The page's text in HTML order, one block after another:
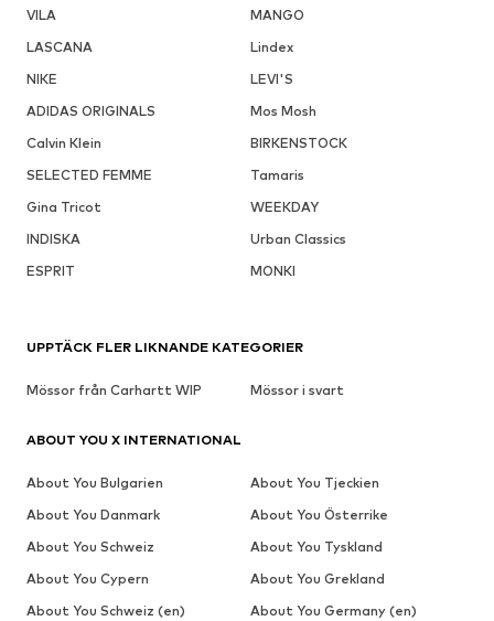
VILA
MANGO
LASCANA
Lindex
NIKE
LEVI'S
ADIDAS ORIGINALS
Mos Mosh
Calvin Klein
BIRKENSTOCK
SELECTED FEMME
Tamaris
Gina Tricot
WEEKDAY
INDISKA
Urban Classics
ESPRIT
MONKI
UPPTÄCK FLER LIKNANDE KATEGORIER
Mössor från Carhartt WIP Mössor i svart
ABOUT YOU X INTERNATIONAL
About You Bulgarien
About You Tjeckien
About You Danmark
About You Österrike
About You Schweiz
About You Tyskland
About You Cypern
About You Grekland
About You Schweiz (en)
About You Germany (en)